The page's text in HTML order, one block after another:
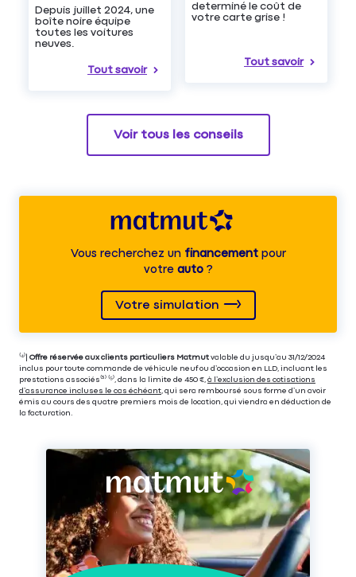
Depuis juillet 2024, une
boîte noire équipe
toutes les voitures
neuves.
Tout savoir
determiné le coût de
votre carte grise !
Tout savoir
Voir tous les conseils
Vous recherchez unfinancementpour
votre auto?
Votre simulation
⁽⁴⁾| Offre réservée aux clients particuliers Matmut valable du jusqu’au 31/12/2024
inclus pour toute commande de véhicule neuf ou d’occasion en LLD, incluant les
prestations associés⁽³⁾ ⁽⁵⁾, dans la limite de 450 €, à l’exclusion des cotisations
d’assurance incluses le cas échéant , qui sera remboursé sous forme d’un avoir
émis au cours des quatre premiers mois de location, qui viendra en déduction de
la facturation.